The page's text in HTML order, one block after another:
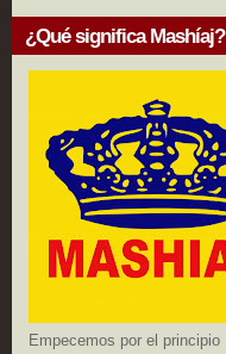
¿Qué significa Mashíaj?
Empecemos por el principio